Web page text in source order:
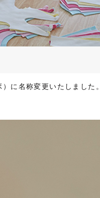
に名称変更いたしました。